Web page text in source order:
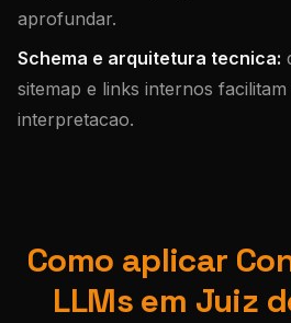
aprofundar.
Schema e arquitetura tecnica:
sitemap e links internos
interpretacao.
Como aplicar
LLMs em Juiz